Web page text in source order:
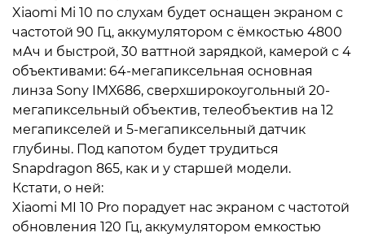
Xiaomi Mi 10 по слухам будет оснащен экраном с
частотой 90 Гц, аккумулятором с ёмкостью 4800
мАч и быстрой, 30 ваттной зарядкой, камерой с 4
объективами: 64-мегапиксельная основная
линза Sony IMX686, сверхширокоугольный 20-
мегапиксельный объектив, телеобъектив на 12
мегапикселей и 5-мегапиксельный датчик
глубины. Под капотом будет трудиться
Snapdragon 865, как и у старшей модели.
Кстати, о ней:
Xiaomi MI 10 Pro порадует нас экраном с частотой
обновления 120 Гц, аккумулятором емкостью